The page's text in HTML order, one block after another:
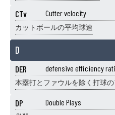
CTv Cutter velocity
カットボールの平均球速
D
DER defensive efficiency
本塁打とファウルを除く打球
DP Double Plays